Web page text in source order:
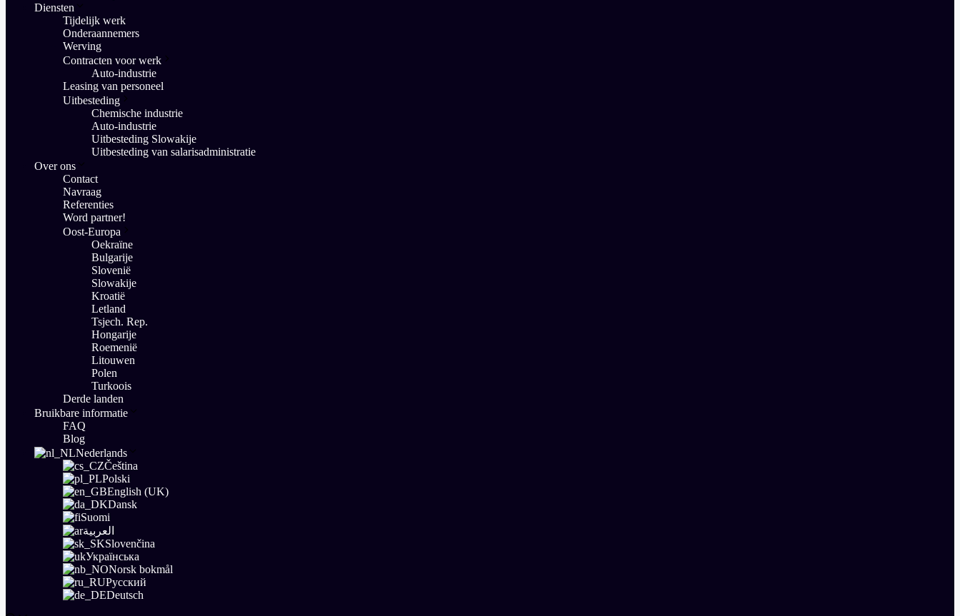
Diensten
Tijdelijk werk
Onderaannemers
Werving
Contracten voor werk
Auto-industrie
Leasing van personeel
Uitbesteding
Chemische industrie
Auto-industrie
Uitbesteding Slowakije
Uitbesteding van salarisadministratie
Over ons
Contact
Navraag
Referenties
Word partner!
Oost-Europa
Oekraïne
Bulgarije
Slovenië
Slowakije
Kroatië
Letland
Tsjech. Rep.
Hongarije
Roemenië
Litouwen
Polen
Turkoois
Derde landen
Bruikbare informatie
FAQ
Blog
Nederlands
Čeština
Polski
English (UK)
Dansk
Suomi
العربية
Slovenčina
Українська
Norsk bokmål
Русский
Deutsch